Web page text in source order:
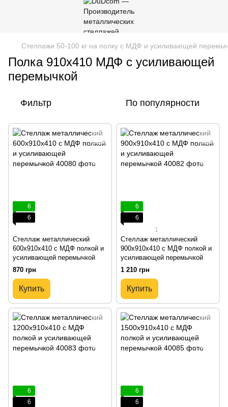
Стеллажи 50-100 кг на полку с МДФ и усиливающей
Полка 910х410 МДФ с усиливающей
перемычкой
Фильтр По популярности
6
6
Стеллаж металлический
600х910х410 с МДФ полкой и
усиливающей перемычкой
870 грн
Купить
6
6
1
Стеллаж металлический
900х910х410 с МДФ полкой и
усиливающей перемычкой
1 210 грн
Купить
6
6
6
6